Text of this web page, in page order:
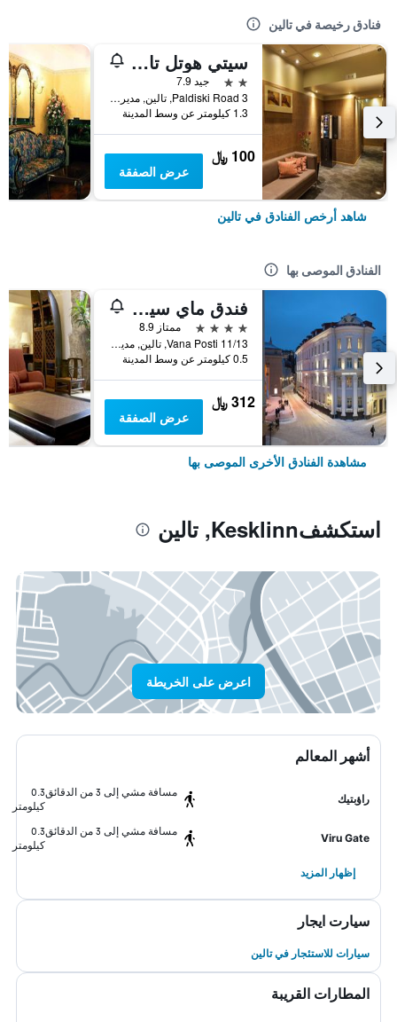
فنادق رخيصة في تالين
سيتي هوتل تالين باي يونيك هوتلز
2 نجمتين
جيد 7.9
Paldiski Road 3, تالين, مديرية هاريو, أستونيا
1.3 كيلومتر عن وسط المدينة
100 ﷼
عرض الصفقة
شاهد أرخص الفنادق في تالين
الفنادق الموصى بها
فندق ماي سيتي
4 نجوم
ممتاز 8.9
Vana Posti 11/13, تالين, مديرية هاريو, أستونيا
0.5 كيلومتر عن وسط المدينة
312 ﷼
عرض الصفقة
مشاهدة الفنادق الأخرى الموصى بها
استكشفKesklinn, تالين
اعرض على الخريطة
أشهر المعالم
راؤبتيك
مسافة مشي إلى 3 من الدقائق
0.3
كيلومتر
Viru Gate
مسافة مشي إلى 3 من الدقائق
0.3
كيلومتر
إظهار المزيد
سيارت ايجار
سيارات للاستئجار في تالين
المطارات القريبة